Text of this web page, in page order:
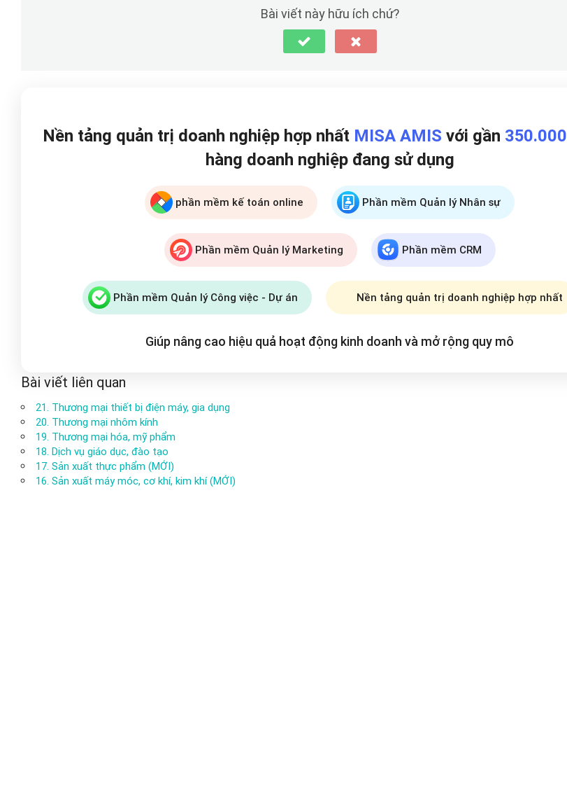
Bài viết này hữu ích chứ?
Nền tảng quản trị doanh nghiệp hợp nhất MISA AMIS với gần 350.000
hàng doanh nghiệp đang sử dụng
phần mềm kế toán online Phần mềm Quản lý Nhân sự
Phần mềm Quản lý Marketing Phần mềm CRM
Phần mềm Quản lý Công việc - Dự án Nền tảng quản trị doanh nghiệp hợp nhất
Giúp nâng cao hiệu quả hoạt động kinh doanh và mở rộng quy mô
Bài viết liên quan
21. Thương mại thiết bị điện máy, gia dụng
20. Thương mại nhôm kính
19. Thương mại hóa, mỹ phẩm
18. Dịch vụ giáo dục, đào tạo
17. Sản xuất thực phẩm (MỚI)
16. Sản xuất máy móc, cơ khí, kim khí (MỚI)